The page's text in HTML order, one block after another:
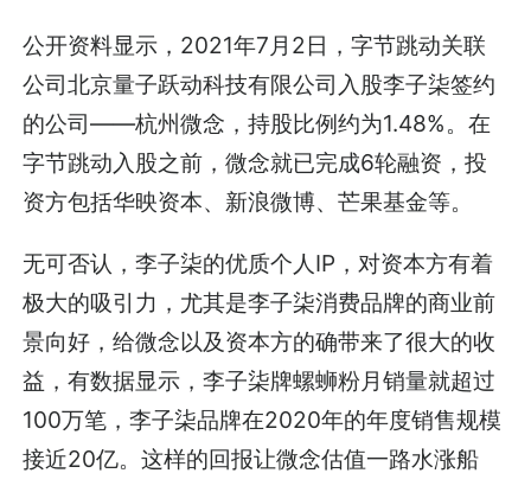
公开资料显示，2021年7月2日，字节跳动关联
公司北京量子跃动科技有限公司入股李子柒签约
的公司——杭州微念，持股比例约为1.48%。在
字节跳动入股之前，微念就已完成6轮融资，投
资方包括华映资本、新浪微博、芒果基金等。
无可否认，李子柒的优质个人IP，对资本方有着
极大的吸引力，尤其是李子柒消费品牌的商业前
景向好，给微念以及资本方的确带来了很大的收
益，有数据显示，李子柒牌螺蛳粉月销量就超过
100万笔，李子柒品牌在2020年的年度销售规模
接近20亿。这样的回报让微念估值一路水涨船